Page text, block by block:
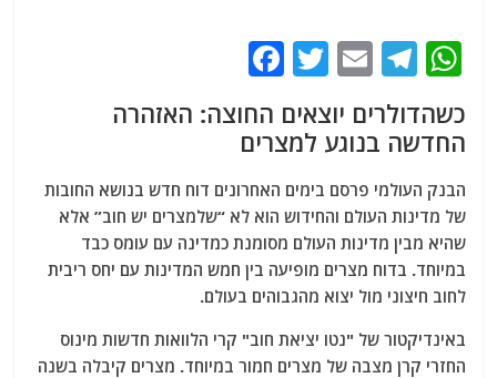
W
at
s
A
p
p
T
e
g
ra
m
E
ai
l
T
itt
er
c
e
b
o
o
k
כשהדולרים יוצאים החוצה: האזהרה
החדשה בנוגע למצרים
הבנק העולמי פרסם בימים האחרונים דוח חדש בנושא החובות
של מדינות העולם והחידוש הוא לא “שלמצרים יש חוב” אלא
שהיא מבין מדינות העולם מסומנת כמדינה עם עומס כבד
במיוחד. בדוח מצרים מופיעה בין חמש המדינות עם יחס ריבית
לחוב חיצוני מול יצוא מהגבוהים בעולם.
באינדיקטור של "נטו יציאת חוב" קרי הלוואות חדשות מינוס
החזרי קרן מצבה של מצרים חמור במיוחד. מצרים קיבלה בשנה